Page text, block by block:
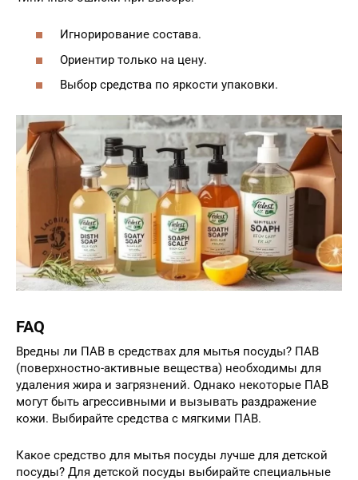
Игнорирование состава.
Ориентир только на цену.
Выбор средства по яркости упаковки.
FAQ
Вредны ли ПАВ в средствах для мытья посуды? ПАВ
(поверхностно-активные вещества) необходимы для
удаления жира и загрязнений. Однако некоторые ПАВ
могут быть агрессивными и вызывать раздражение
кожи. Выбирайте средства с мягкими ПАВ.
Какое средство для мытья посуды лучше для детской
посуды? Для детской посуды выбирайте специальные